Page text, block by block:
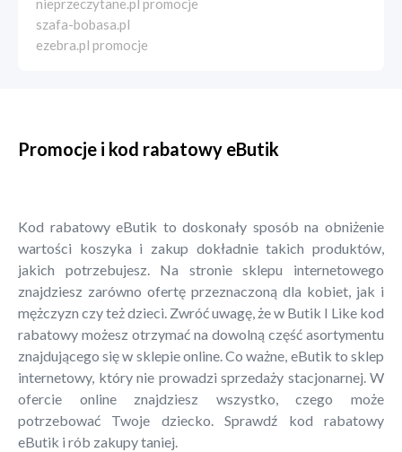
nieprzeczytane.pl promocje
szafa-bobasa.pl
ezebra.pl promocje
Promocje i kod rabatowy eButik
Kod rabatowy eButik to doskonały sposób na obniżenie
wartości koszyka i zakup dokładnie takich produktów,
jakich potrzebujesz. Na stronie sklepu internetowego
znajdziesz zarówno ofertę przeznaczoną dla kobiet, jak i
mężczyzn czy też dzieci. Zwróć uwagę, że w Butik I Like kod
rabatowy możesz otrzymać na dowolną część asortymentu
znajdującego się w sklepie online. Co ważne, eButik to sklep
internetowy, który nie prowadzi sprzedaży stacjonarnej. W
ofercie online znajdziesz wszystko, czego może
potrzebować Twoje dziecko. Sprawdź kod rabatowy
eButik i rób zakupy taniej.